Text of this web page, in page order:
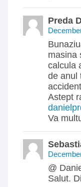
Preda
masina
calcula
de anul
Astept
Va
@
Salut.